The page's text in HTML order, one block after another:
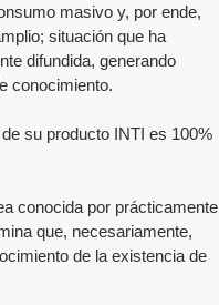
masivo y, por ende,
situación que ha
difundida, generando
conocimiento.
su producto INTI es 100%
conocida por prácticamente
que, necesariamente,
de la existencia de